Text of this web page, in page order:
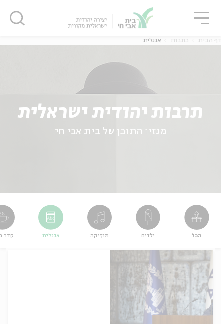
אנגלית
דף הבית כתבות אנגלית
תרבות יהודית ישראלית
מגזין התוכן של בית אבי חי
הכל ילדים מוזיקה אנגלית סדר
סגור